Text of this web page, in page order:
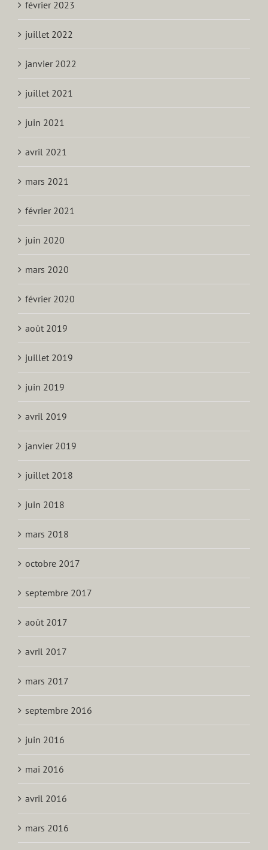
février 2023
juillet 2022
janvier 2022
juillet 2021
juin 2021
avril 2021
mars 2021
février 2021
juin 2020
mars 2020
février 2020
août 2019
juillet 2019
juin 2019
avril 2019
janvier 2019
juillet 2018
juin 2018
mars 2018
octobre 2017
septembre 2017
août 2017
avril 2017
mars 2017
septembre 2016
juin 2016
mai 2016
avril 2016
mars 2016